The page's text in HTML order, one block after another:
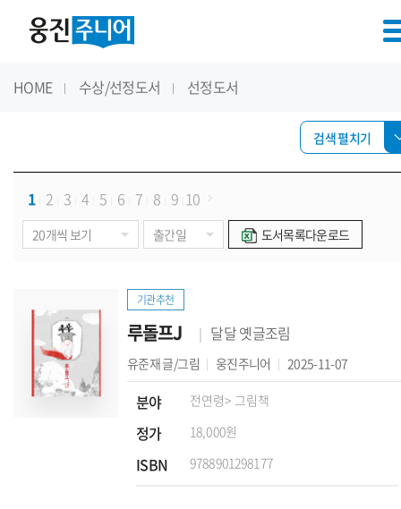
HOME 수상/선정도서 선정도서
검색 펼치기
1 2 3 4 5 6 7 8 9 10
도서목록다운로드
기관추천
루돌프J 달달 옛글조림
유준재글/그림 웅진주니어 2025-11-07
분야 전연령> 그림책
정가 18,000원
ISBN 9788901298177